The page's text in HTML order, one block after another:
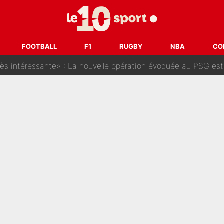
FOOTBALL F1 RUGBY NBA
Messi en plein match, un joueur d’Arsenal a changé de
d’être une femme ?» : Un dérapage de Donald Trump sur
intéressante» : La nouvelle opération évoquée au PSG